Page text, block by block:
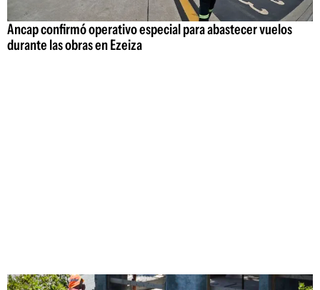
Ancap confirmó operativo especial para abastecer vuelos
durante las obras en Ezeiza